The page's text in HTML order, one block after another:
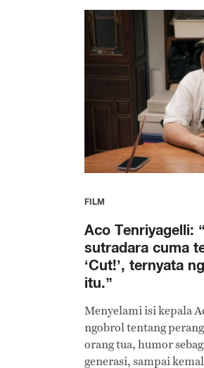
FILM
Aco Tenriyagelli:
sutradara cuma
‘Cut!’, ternyata
itu.”
Menyelami isi kepala
ngobrol tentang
orang tua, humor
generasi, sampai